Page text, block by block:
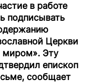
в работе
подписывать
Церкви
миром». Эту
епископ
сообщает